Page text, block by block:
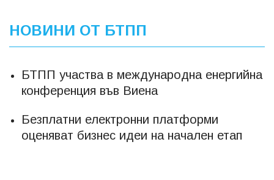
НОВИНИ ОТ БТПП
БТПП участва в международна енергийна
конференция във Виена
Безплатни електронни платформи
оценяват бизнес идеи на начален етап